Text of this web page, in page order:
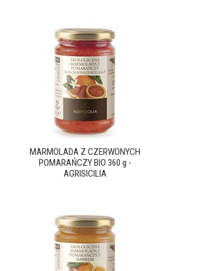
MARMOLADA Z CZERWONYCH
POMARAŃCZY BIO 360 g -
AGRISICILIA